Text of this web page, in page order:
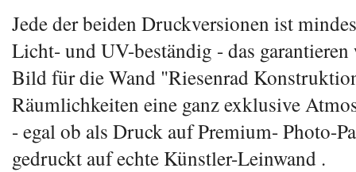
Jede der beiden Druckversionen ist
Licht- und UV-beständig - das
Bild für die Wand "Riesenrad
Räumlichkeiten eine ganz exklusive
- egal ob als Druck auf Premium- Photo-
gedruckt auf echte Künstler-Leinwand .